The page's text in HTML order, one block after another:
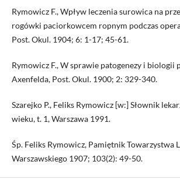
Rymowicz F., Wpływ leczenia surowica na
rogówki paciorkowcem ropnym podczas
Post. Okul. 1904; 6: 1-17; 45-61.
Rymowicz F., W sprawie patogenezy i biologii
Axenfelda, Post. Okul. 1900; 2: 329-340.
Szarejko P., Feliks Rymowicz [w:] Słownik
wieku, t. 1, Warszawa 1991.
Śp. Feliks Rymowicz, Pamiętnik Towarzystwa
Warszawskiego 1907; 103(2): 49-50.